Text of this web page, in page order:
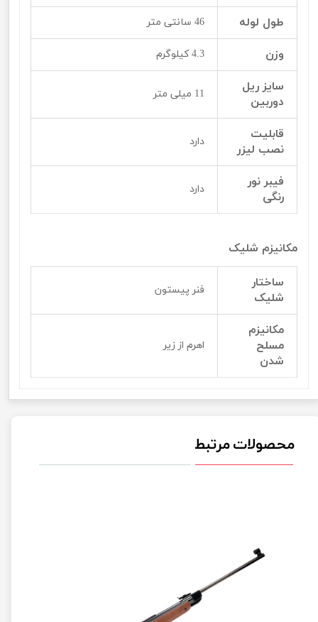
طول لوله 46 سانتی متر
وزن 4.3 کیلوگرم
سایز ریل
دوربین
11 میلی متر
قابلیت
نصب لیزر
دارد
فیبر نور
رنگی
دارد
مکانیزم شلیک
ساختار
شلیک
فنر پیستون
مکانیزم
مسلح
شدن
اهرم از زیر
محصولات مرتبط